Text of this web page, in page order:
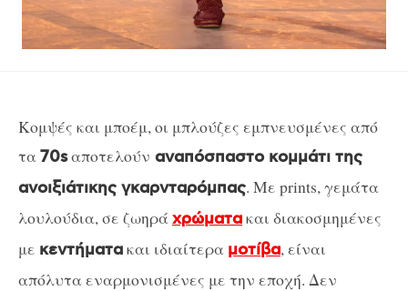
Κομψές και μποέμ, οι μπλούζες εμπνευσμένες από
τα70sαποτελούν αναπόσπαστο κομμάτι της
ανοιξιάτικης γκαρνταρόμπας. Με prints, γεμάτα
λουλούδια, σε ζωηράχρώματακαι διακοσμημένες
με κεντήματακαι ιδιαίτερα μοτίβα, είναι
απόλυτα εναρμονισμένες με την εποχή. Δεν